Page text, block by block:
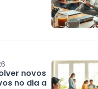
novos
no dia a